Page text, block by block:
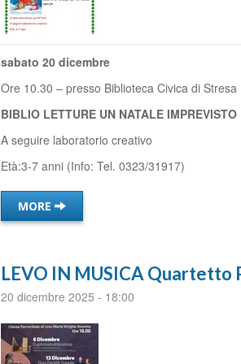
sabato 20 dicembre
Ore 10.30 – presso Biblioteca Civica di Stresa
BIBLIO LETTURE UN NATALE IMPREVISTO
A seguire laboratorio creativo
Età:3-7 anni (Info: Tel. 0323/31917)
MORE
LEVO IN MUSICA Quartetto
20 dicembre 2025 - 18:00